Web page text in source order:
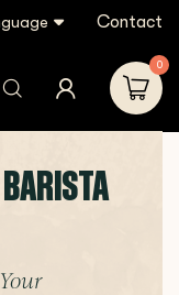
Contact
0